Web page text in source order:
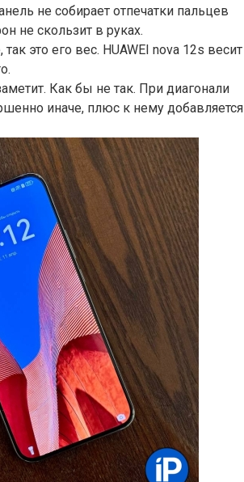
не собирает отпечатки пальцев
не скользит в руках.
это его вес. HUAWEI nova 12s весит
Как бы не так. При диагонали
иначе, плюс к нему добавляется